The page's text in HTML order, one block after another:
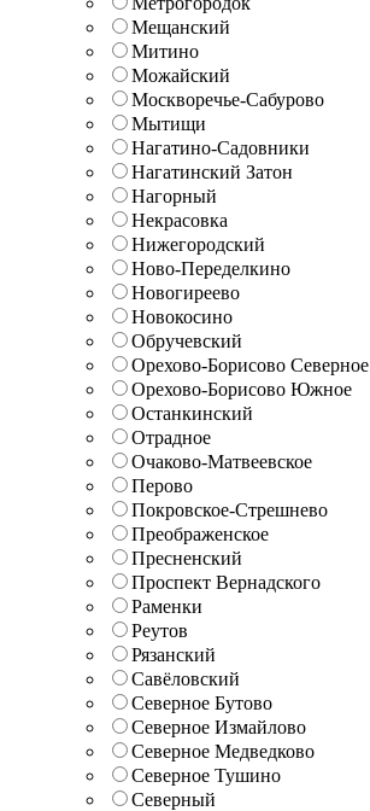
Мещанский
Митино
Можайский
Москворечье-Сабурово
Мытищи
Нагатино-Садовники
Нагатинский Затон
Нагорный
Некрасовка
Нижегородский
Ново-Переделкино
Новогиреево
Новокосино
Обручевский
Орехово-Борисово Северное
Орехово-Борисово Южное
Останкинский
Отрадное
Очаково-Матвеевское
Перово
Покровское-Стрешнево
Преображенское
Пресненский
Проспект Вернадского
Раменки
Реутов
Рязанский
Савёловский
Северное Бутово
Северное Измайлово
Северное Медведково
Северное Тушино
Северный